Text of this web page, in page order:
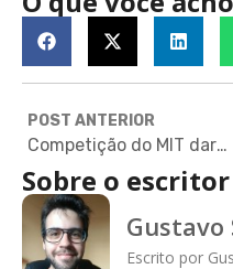
POST ANTERIOR
Competição do MIT dará viagem para Nova York e US$ 1 milhão em prêmios
Sobre o escritor
Gustavo
Escrito por